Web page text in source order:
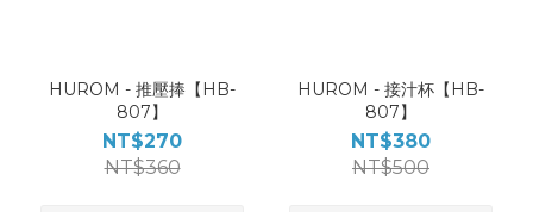
HUROM - 推壓捧【HB-
807】
NT$270
NT$360
HUROM - 接汁杯【HB-
807】
NT$380
NT$500